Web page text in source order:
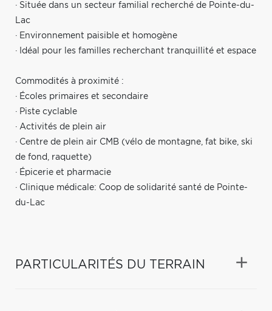
· Située dans un secteur familial recherché de Pointe-du-
Lac
· Environnement paisible et homogène
· Idéal pour les familles recherchant tranquillité et espace
Commodités à proximité :
· Écoles primaires et secondaire
· Piste cyclable
· Activités de plein air
· Centre de plein air CMB (vélo de montagne, fat bike, ski
de fond, raquette)
· Épicerie et pharmacie
· Clinique médicale: Coop de solidarité santé de Pointe-
du-Lac
PARTICULARITÉS DU TERRAIN